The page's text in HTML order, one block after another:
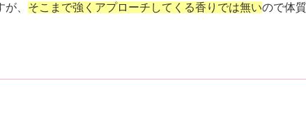
、 そこまで強くアプローチしてくる香りでは無いので体